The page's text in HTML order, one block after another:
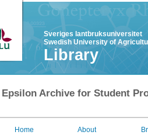
Sveriges lantbruksuniversitet
Swedish University of
Library
Epsilon Archive for Student
Home About